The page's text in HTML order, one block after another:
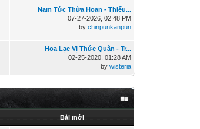
Nam Tức Thừa Hoan - Thiểu...
07-27-2026, 02:48 PM
bychinpunkanpun
Hoa Lạc Vị Thức Quân - Tr...
02-25-2020, 01:28 AM
bywisteria
Bài mới